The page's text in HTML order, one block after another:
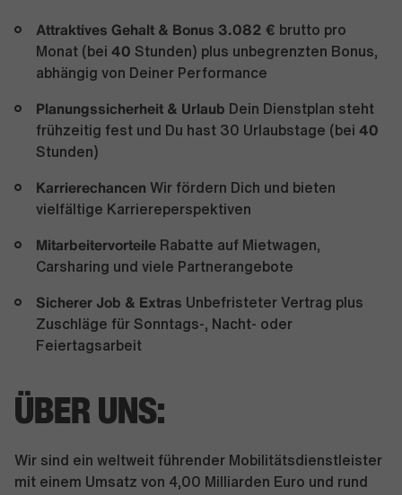
Attraktives Gehalt & Bonus 3.082 € brutto pro
Monat (bei 40 Stunden) plus unbegrenzten Bonus,
abhängig von Deiner Performance
Planungssicherheit & Urlaub Dein Dienstplan steht
frühzeitig fest und Du hast 30 Urlaubstage (bei 40
Stunden)
Karrierechancen Wir fördern Dich und bieten
vielfältige Karriereperspektiven
Mitarbeitervorteile Rabatte auf Mietwagen,
Carsharing und viele Partnerangebote
Sicherer Job & Extras Unbefristeter Vertrag plus
Zuschläge für Sonntags-, Nacht- oder
Feiertagsarbeit
ÜBER UNS:
Wir sind ein weltweit führender Mobilitätsdienstleister
mit einem Umsatz von 4,00 Milliarden Euro und rund